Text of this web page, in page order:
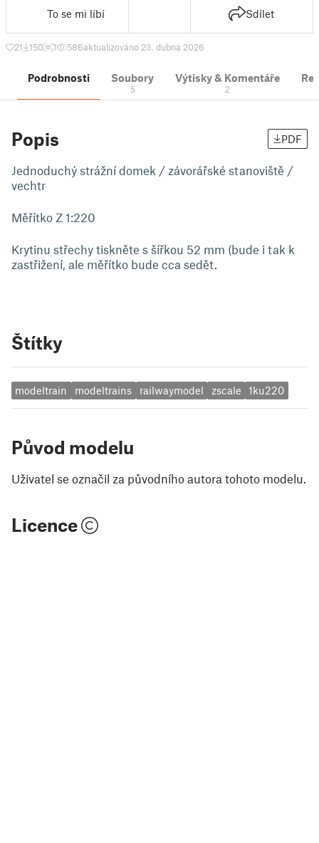
To se mi líbí Sdílet
21 150 1 586aktualizováno 23. dubna 2026
Podrobnosti Soubory
5
Výtisky & Komentáře
2
Popis PDF
Jednoduchý strážní domek / závorářské stanoviště /
vechtr
Měřítko Z 1:220
Krytinu střechy tiskněte s šířkou 52 mm (bude i tak k
zastřižení, ale měřítko bude cca sedět.
Štítky
modeltrain modeltrains railwaymodel zscale 1ku220
Původ modelu
Uživatel se označil za původního autora tohoto modelu.
Licence